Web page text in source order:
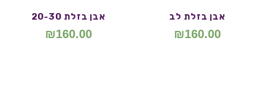
אבן בזלת לב
₪160.00
אבן בזלת 20-30
₪160.00